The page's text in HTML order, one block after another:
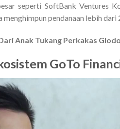
seperti SoftBank Ventures
pendanaan lebih dari
Anak Tukang Perkakas
GoTo